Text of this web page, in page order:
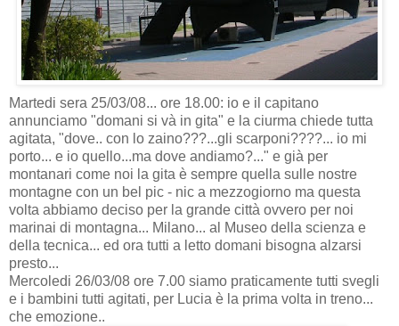
Martedi sera 25/03/08... ore 18.00: io e il capitano
annunciamo "domani si và in gita" e la ciurma chiede tutta
agitata, "dove.. con lo zaino???...gli scarponi????... io mi
porto... e io quello...ma dove andiamo?..." e già per
montanari come noi la gita è sempre quella sulle nostre
montagne con un bel pic - nic a mezzogiorno ma questa
volta abbiamo deciso per la grande città ovvero per noi
marinai di montagna... Milano... al Museo della scienza e
della tecnica... ed ora tutti a letto domani bisogna alzarsi
presto...
Mercoledi 26/03/08 ore 7.00 siamo praticamente tutti svegli
e i bambini tutti agitati, per Lucia è la prima volta in treno...
che emozione..